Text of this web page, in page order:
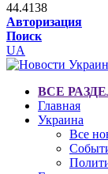
44.4138
Авторизация
Поиск
UA
ВСЕ
Главная
Украина
Все